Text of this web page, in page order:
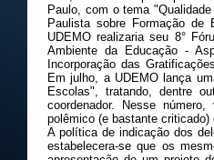
Paulo, com o tema
Paulista sobre Formação
UDEMO realizaria seu 8°
Ambiente da Educação -
Incorporação das
Em julho, a UDEMO lança
Escolas", tratando, dentre
coordenador. Nesse
polêmico (e bastante
A política de indicação dos
estabelecera-se que os